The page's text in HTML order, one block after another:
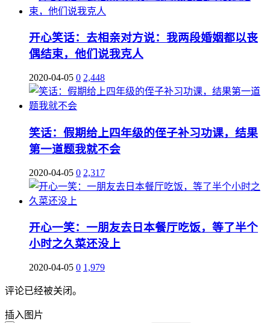
开心笑话：去相亲对方说：我两段婚姻都以丧
偶结束，他们说我克人
2020-04-05 0 2,448
笑话：假期给上四年级的侄子补习功课，结果
第一道题我就不会
2020-04-05 0 2,317
开心一笑：一朋友去日本餐厅吃饭，等了半个
小时之久菜还没上
2020-04-05 0 1,979
评论已经被关闭。
插入图片